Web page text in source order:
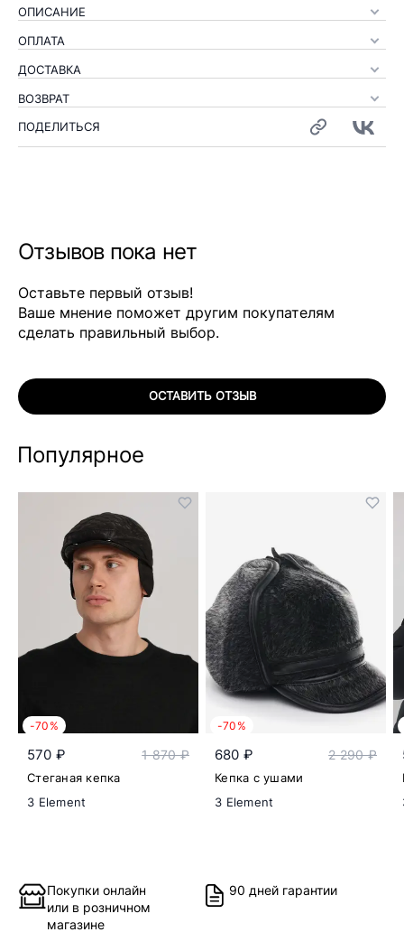
ОПИСАНИЕ
ОПЛАТА
ДОСТАВКА
ВОЗВРАТ
ПОДЕЛИТЬСЯ
Отзывов пока нет
Оставьте первый отзыв!
Ваше мнение поможет другим покупателям
сделать правильный выбор.
ОСТАВИТЬ ОТЗЫВ
Популярное
-70%
570 ₽ 1 870 ₽
Стеганая кепка
3 Element
-70%
680 ₽ 2 290 ₽
Кепка с ушами
3 Element
Покупки онлайн
или в розничном
магазине
90 дней гарантии